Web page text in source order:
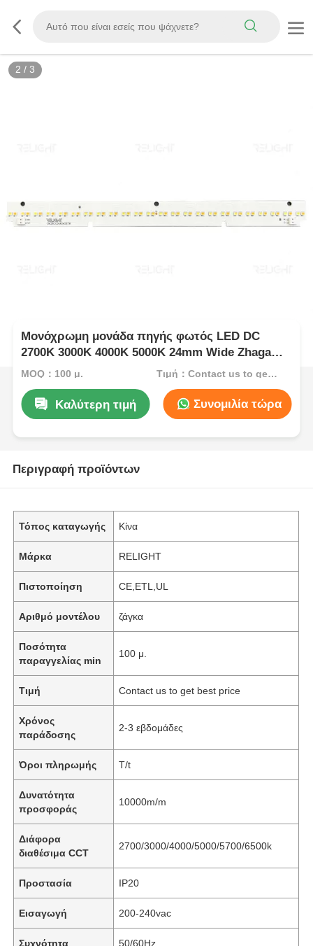
2 / 3
Μονόχρωμη μονάδα πηγής φωτός LED DC
2700K 3000K 4000K 5000K 24mm Wide Zhaga
Series
MOQ：100 μ. Τιμή：Contact us to get best price
Καλύτερη τιμή Συνομιλία τώρα
Περιγραφή προϊόντων
Τόπος καταγωγής Κίνα
Μάρκα RELIGHT
Πιστοποίηση CE,ETL,UL
Αριθμό μοντέλου ζάγκα
Ποσότητα
παραγγελίας min
100 μ.
Τιμή Contact us to get best price
Χρόνος
παράδοσης
2-3 εβδομάδες
Όροι πληρωμής T/t
Δυνατότητα
προσφοράς
10000m/m
Διάφορα
διαθέσιμα CCT
2700/3000/4000/5000/5700/6500k
Προστασία IP20
Εισαγωγή 200-240vac
Συχνότητα 50/60Hz